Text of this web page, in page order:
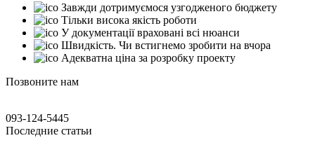
Завжди дотримуємося узгодженого бюджету
Тільки висока якість роботи
У документації враховані всі нюанси
Швидкість. Чи встигнемо зробити на вчора
Адекватна ціна за розробку проекту
Позвоните нам
093-124-5445
Последние статьи